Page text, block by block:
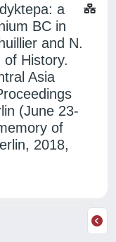
a
BC in
and N.
of History.
Asia
(June 23-
of
2018,